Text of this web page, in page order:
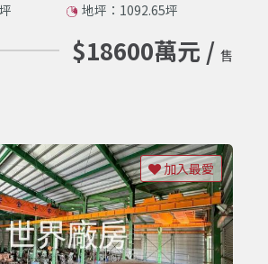
地坪：1092.65坪
$18600萬元 / 售
加入最愛